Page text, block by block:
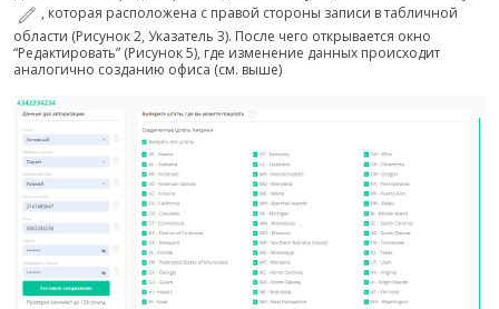
, которая расположена с правой стороны записи в табличной
области (Рисунок 2, Указатель 3). После чего открывается окно
“Редактировать” (Рисунок 5), где изменение данных происходит
аналогично созданию офиса (см. выше)